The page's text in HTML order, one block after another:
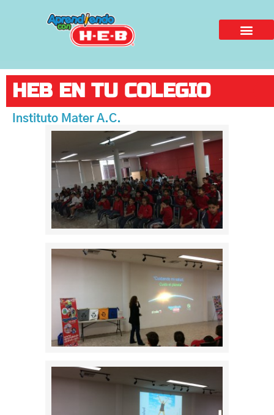
HEB EN TU COLEGIO
Instituto Mater A.C.